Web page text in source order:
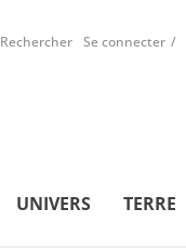
Rechercher Se connecter
UNIVERS TERRE